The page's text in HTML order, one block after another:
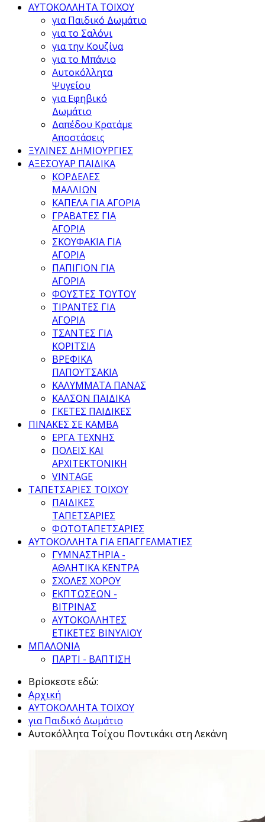
ΑΥΤΟΚΟΛΛΗΤΑ ΤΟΙΧΟΥ
για Παιδικό Δωμάτιο
για το Σαλόνι
για την Κουζίνα
για το Μπάνιο
Αυτοκόλλητα
Ψυγείου
για Εφηβικό
Δωμάτιο
Δαπέδου Κρατάμε
Αποστάσεις
ΞΥΛΙΝΕΣ ΔΗΜΙΟΥΡΓΙΕΣ
ΑΞΕΣΟΥΑΡ ΠΑΙΔΙΚΑ
ΚΟΡΔΕΛΕΣ
ΜΑΛΛΙΩΝ
ΚΑΠΕΛΑ ΓΙΑ ΑΓΟΡΙΑ
ΓΡΑΒΑΤΕΣ ΓΙΑ
ΑΓΟΡΙΑ
ΣΚΟΥΦΑΚΙΑ ΓΙΑ
ΑΓΟΡΙΑ
ΠΑΠΙΓΙΟΝ ΓΙΑ
ΑΓΟΡΙΑ
ΦΟΥΣΤΕΣ ΤΟΥΤΟΥ
ΤΙΡΑΝΤΕΣ ΓΙΑ
ΑΓΟΡΙΑ
ΤΣΑΝΤΕΣ ΓΙΑ
ΚΟΡΙΤΣΙΑ
ΒΡΕΦΙΚΑ
ΠΑΠΟΥΤΣΑΚΙΑ
ΚΑΛΥΜΜΑΤΑ ΠΑΝΑΣ
ΚΑΛΣΟΝ ΠΑΙΔΙΚΑ
ΓΚΕΤΕΣ ΠΑΙΔΙΚΕΣ
ΠΙΝΑΚΕΣ ΣΕ ΚΑΜΒΑ
ΕΡΓΑ ΤΕΧΝΗΣ
ΠΟΛΕΙΣ ΚΑΙ
ΑΡΧΙΤΕΚΤΟΝΙΚΗ
VINTAGE
ΤΑΠΕΤΣΑΡΙΕΣ ΤΟΙΧΟΥ
ΠΑΙΔΙΚΕΣ
ΤΑΠΕΤΣΑΡΙΕΣ
ΦΩΤΟΤΑΠΕΤΣΑΡΙΕΣ
ΑΥΤΟΚΟΛΛΗΤΑ ΓΙΑ ΕΠΑΓΓΕΛΜΑΤΙΕΣ
ΓΥΜΝΑΣΤΗΡΙΑ -
ΑΘΛΗΤΙΚΑ ΚΕΝΤΡΑ
ΣΧΟΛΕΣ ΧΟΡΟΥ
ΕΚΠΤΩΣΕΩΝ -
ΒΙΤΡΙΝΑΣ
ΑΥΤΟΚΟΛΛΗΤΕΣ
ΕΤΙΚΕΤΕΣ ΒΙΝΥΛΙΟΥ
ΜΠΑΛΟΝΙΑ
ΠΑΡΤΙ - ΒΑΠΤΙΣΗ
Βρίσκεστε εδώ:
Αρχική
ΑΥΤΟΚΟΛΛΗΤΑ ΤΟΙΧΟΥ
για Παιδικό Δωμάτιο
Αυτοκόλλητα Τοίχου Ποντικάκι στη Λεκάνη